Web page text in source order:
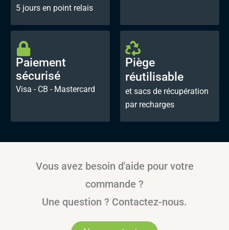
5 jours en point relais
Paiement
sécurisé
Visa - CB - Mastercard
Piège
réutilisable
et sacs de récupération
par recharges
Vous avez besoin d'aide pour votre
commande ?
Une question ? Contactez-nous.